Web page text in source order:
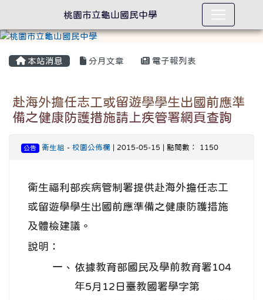
本站消息 分月文章 電子報列表
赴海外擔任志工或留遊學學生出國前應準
備之健康防護措施請上疾管署網頁查詢
公告 衛生組 - 校園公佈欄 | 2015-05-15 | 點閱數： 1150
衛生福利部疾病管制署提供赴海外擔任志工
或留遊學學生出國前應準備之健康防護措施
及體檢建議。
說明：
一、 依據教育部國民及學前教育署104
年5月12日臺教國署學字第
桃園市立龜山國民中學